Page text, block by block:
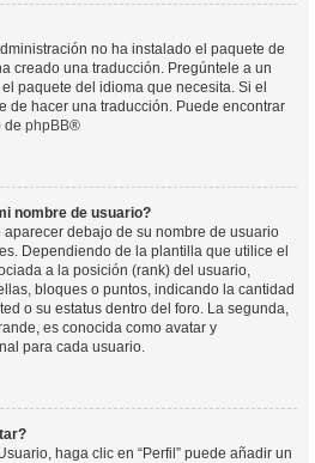
no ha instalado el paquete de
creado una traducción. Pregúntele a un
paquete del idioma que necesita. Si el
de hacer una traducción. Puede encontrar
de phpBB®
nombre de usuario?
debajo de su nombre de usuario
Dependiendo de la plantilla que utilice el
a la posición (rank) del usuario,
bloques o puntos, indicando la cantidad
o su estatus dentro del foro. La segunda,
es conocida como avatar y
para cada usuario.
haga clic en “Perfil” puede añadir un